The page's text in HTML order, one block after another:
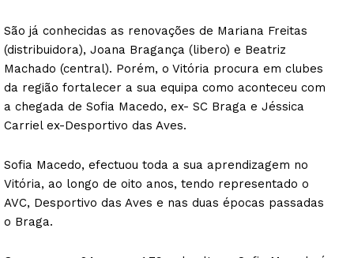
São já conhecidas as renovações de Mariana Freitas
(distribuidora), Joana Bragança (libero) e Beatriz
Machado (central). Porém, o Vitória procura em clubes
da região fortalecer a sua equipa como aconteceu com
a chegada de Sofia Macedo, ex- SC Braga e Jéssica
Carriel ex-Desportivo das Aves.
Sofia Macedo, efectuou toda a sua aprendizagem no
Vitória, ao longo de oito anos, tendo representado o
AVC, Desportivo das Aves e nas duas épocas passadas
o Braga.